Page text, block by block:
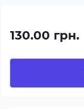
130.00 грн.